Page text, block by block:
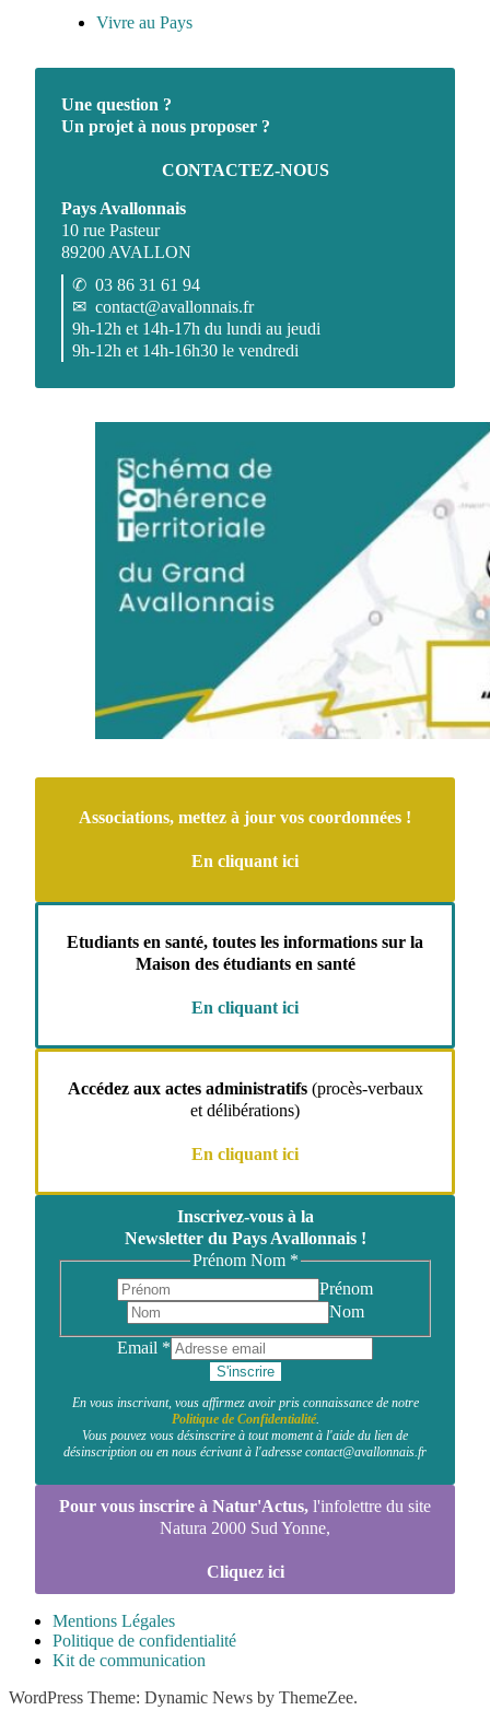
Vivre au Pays
Une question ?
Un projet à nous proposer ?
CONTACTEZ-NOUS
Pays Avallonnais
10 rue Pasteur
89200 AVALLON
✆ 03 86 31 61 94
✉ contact@avallonnais.fr
9h-12h et 14h-17h du lundi au jeudi
9h-12h et 14h-16h30 le vendredi
Associations, mettez à jour vos coordonnées !
En cliquant ici
Etudiants en santé, toutes les informations sur la
Maison des étudiants en santé
En cliquant ici
Accédez aux actes administratifs(procès-verbaux
et délibérations)
En cliquant ici
Inscrivez-vous à la
Newsletter du Pays Avallonnais !
Prénom Nom *
Prénom
Nom
Email *
S'inscrire
En vous inscrivant, vous affirmez avoir pris connaissance de notre
Politique de Confidentialité.
Vous pouvez vous désinscrire à tout moment à l'aide du lien de
désinscription ou en nous écrivant à l'adresse contact@avallonnais.fr
Pour vous inscrire à Natur'Actus, l'infolettre du site
Natura 2000 Sud Yonne,
Cliquez ici
Mentions Légales
Politique de confidentialité
Kit de communication
WordPress Theme: Dynamic News by ThemeZee.